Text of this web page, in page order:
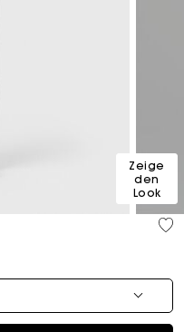
Zeige
den
Look